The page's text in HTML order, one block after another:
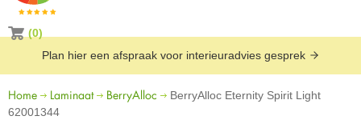
(0)
Plan hier een afspraak voor interieuradvies gesprek
Home Laminaat BerryAlloc
BerryAlloc Eternity Spirit Light
62001344